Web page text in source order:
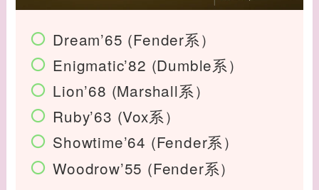
Dream’65 (Fender系）
Enigmatic’82 (Dumble系）
Lion’68 (Marshall系）
Ruby’63 (Vox系）
Showtime’64 (Fender系）
Woodrow’55 (Fender系）